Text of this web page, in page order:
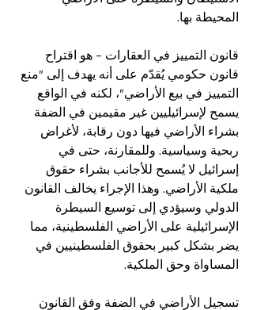
المحيطة بها.
قانون التمييز في العقارات – هو اقتراح
قانون حكومي يُقدّم على أنه يهدف إلى "منع
التمييز في بيع الأراضي"، لكنه في الواقع
يسمح لإسرائيليين غير مقيمين في الضفة
بشراء الأراضي فيها دون رقابة، لأغراض
ربحية وسياسية. وللمقارنة، حتى في
إسرائيل لا يُسمح للأجانب بشراء حقوق
ملكية الأراضي. وهذا الإجراء يخالف القانون
الدولي وسيؤدي إلى توسيع السيطرة
الإسرائيلية على الأراضي الفلسطينية، مما
يضر بشكل كبير بحقوق الفلسطينيين في
المساواة وحق الملكية.
تسجيل الأراضي في الضفة وفق القانون